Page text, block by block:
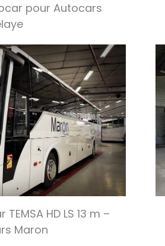
pour Autocars
HD LS 13 m –
Maron